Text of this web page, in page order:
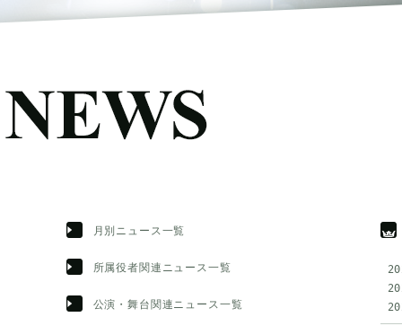
月別ニュース一覧
所属役者関連ニュース一覧
公演・舞台関連ニュース一覧